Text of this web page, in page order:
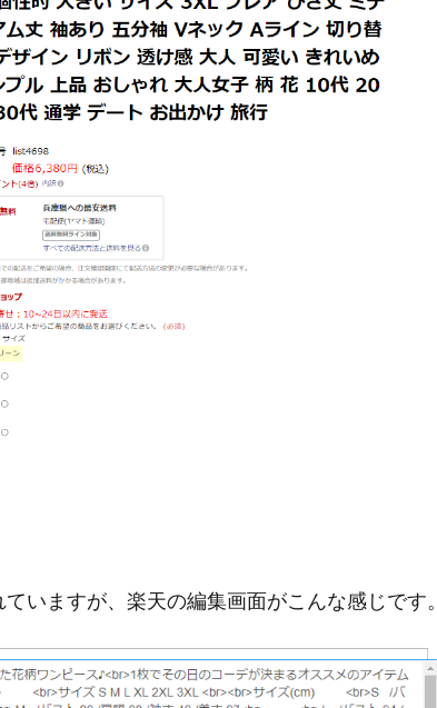
いますが、楽天の編集画面がこんな感じです。